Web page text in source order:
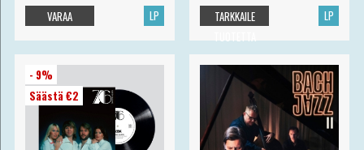
LP
VARAA LP
TARKKAILE
- 9%
Säästä €2